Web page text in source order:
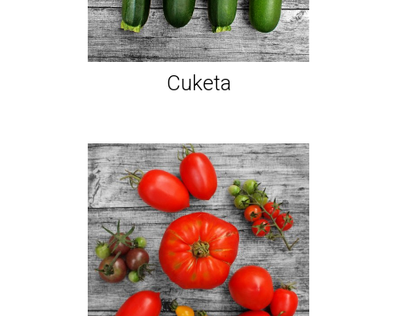
Cuketa